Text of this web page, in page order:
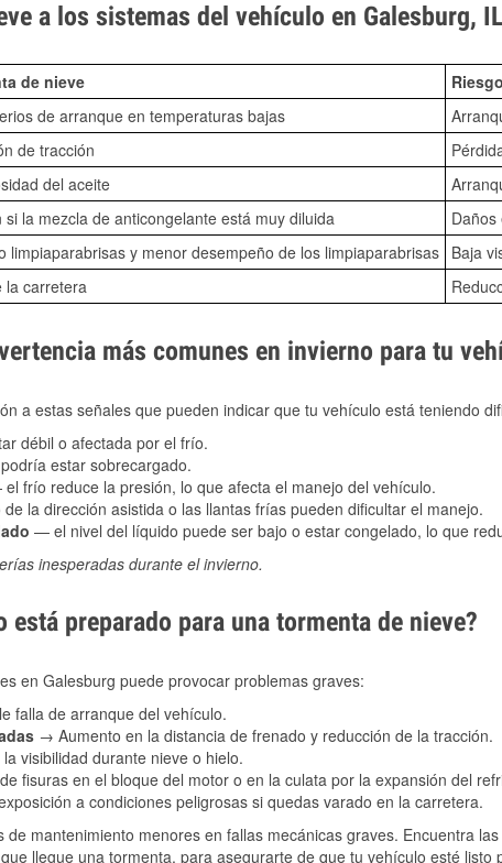
a los sistemas del vehículo en Galesburg,
de nieve
de arranque en temperaturas bajas
de tracción
del aceite
si la mezcla de anticongelante está muy diluida
limpiaparabrisas y menor desempeño de los limpiaparabrisas Baja
la carretera
más comunes en invierno para tu
a estas señales que pueden indicar que tu vehículo está teniendo
débil o afectada por el frío.
estar sobrecargado.
frío reduce la presión, lo que afecta el manejo del vehículo.
la dirección asistida o las llantas frías pueden dificultar el manejo.
— el nivel del líquido puede ser bajo o estar congelado, lo que
inesperadas durante el invierno.
preparado para una tormenta de nieve?
en Galesburg puede provocar problemas graves:
falla de arranque del vehículo.
→ Aumento en la distancia de frenado y reducción de la tracción.
visibilidad durante nieve o hielo.
fisuras en el bloque del motor o en la culata por la expansión del
a condiciones peligrosas si quedas varado en la carretera.
mantenimiento menores en fallas mecánicas graves. Encuentra
llegue una tormenta, para asegurarte de que tu vehículo esté listo